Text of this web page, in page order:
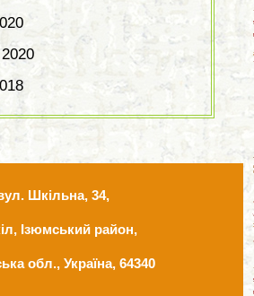
Шкільна, 34,
Ізюмський район,
обл., Україна, 64340